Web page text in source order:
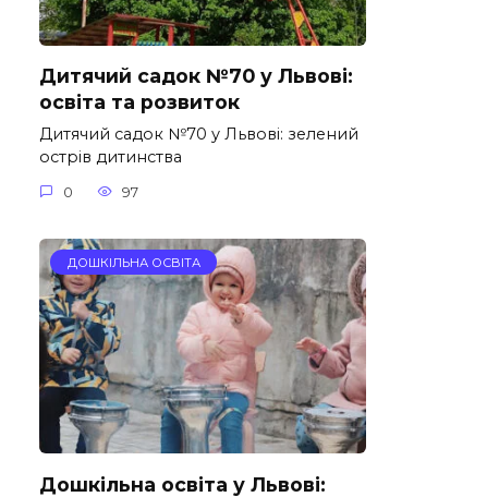
Дитячий садок №70 у Львові:
освіта та розвиток
Дитячий садок №70 у Львові: зелений
острів дитинства
0 97
ДОШКІЛЬНА ОСВІТА
Дошкільна освіта у Львові: